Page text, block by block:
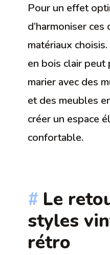
Pour un effet
d’harmoniser
matériaux
en bois clair peut
marier avec des
et des meubles
créer un espace
confortable.
Le
styles
rétro